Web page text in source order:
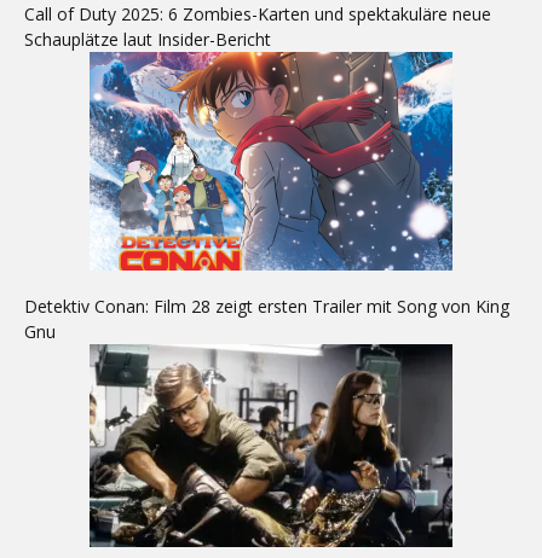
Call of Duty 2025: 6 Zombies-Karten und spektakuläre neue
Schauplätze laut Insider-Bericht
Detektiv Conan: Film 28 zeigt ersten Trailer mit Song von King
Gnu